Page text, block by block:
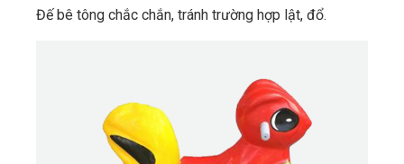
Đế bê tông chắc chắn, tránh trường hợp lật, đổ.